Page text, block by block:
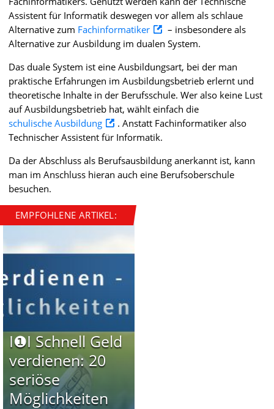
Assistent für Informatik deswegen vor allem als schlaue
Alternative zum Fachinformatiker
– insbesondere als
Alternative zur Ausbildung im dualen System.
Das duale System ist eine Ausbildungsart, bei der man
praktische Erfahrungen im Ausbildungsbetrieb erlernt und
theoretische Inhalte in der Berufsschule. Wer also keine Lust
auf Ausbildungsbetrieb hat, wählt einfach die
schulische Ausbildung
. Anstatt Fachinformatiker also
Technischer Assistent für Informatik.
Da der Abschluss als Berufsausbildung anerkannt ist, kann
man im Anschluss hieran auch eine Berufsoberschule
besuchen.
EMPFOHLENE ARTIKEL:
I❶I Schnell Geld
verdienen: 20
seriöse
Möglichkeiten